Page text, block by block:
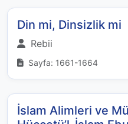
Din mi, Dinsizlik mi
Rebii
Sayfa: 1661-1664
İslam Alimleri ve